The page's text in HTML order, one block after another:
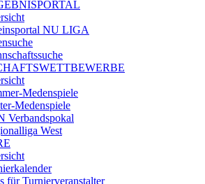
NU LIGA
Medenspiele
Medenspiele
Verbandspokal
West
für Turnierveranstalter